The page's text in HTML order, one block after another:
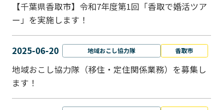
【千葉県香取市】令和7年度第1回「香取で婚活ツア
ー」を実施します！
2025-06-20 地域おこし協力隊 香取市
地域おこし協力隊（移住・定住関係業務）を募集し
ます！